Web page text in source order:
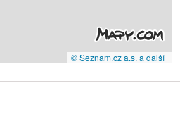
© Seznam.cz a.s. a další